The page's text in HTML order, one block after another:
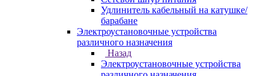
Удлинитель кабельный на катушке/
барабане
Электроустановочные устройства
различного назначения
Назад
Электроустановочные устройства